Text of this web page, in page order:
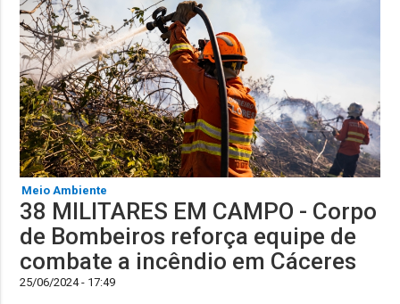
Meio Ambiente
38 MILITARES EM CAMPO - Corpo
de Bombeiros reforça equipe de
combate a incêndio em Cáceres
25/06/2024 - 17:49